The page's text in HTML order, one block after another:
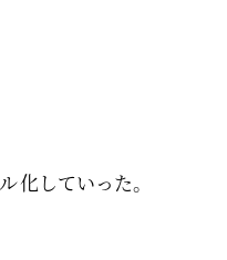
化していった。